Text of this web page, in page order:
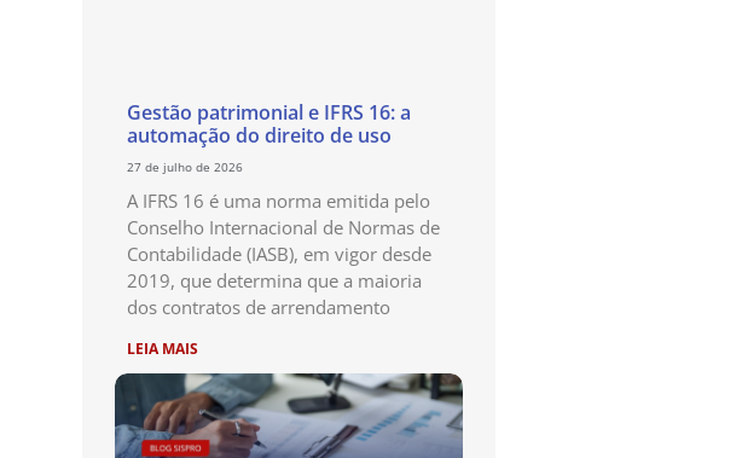
Gestão patrimonial e IFRS 16: a
automação do direito de uso
27 de julho de 2026
A IFRS 16 é uma norma emitida pelo
Conselho Internacional de Normas de
Contabilidade (IASB), em vigor desde
2019, que determina que a maioria
dos contratos de arrendamento
LEIA MAIS